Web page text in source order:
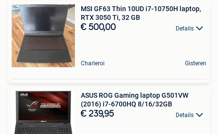
MSI GF63 Thin 10UD i7-10750H laptop,
RTX 3050 Ti, 32 GB
€ 500,00 Details
Charleroi Gisteren
ASUS ROG Gaming laptop G501VW
(2016) i7-6700HQ 8/16/32GB
€ 239,95 Details